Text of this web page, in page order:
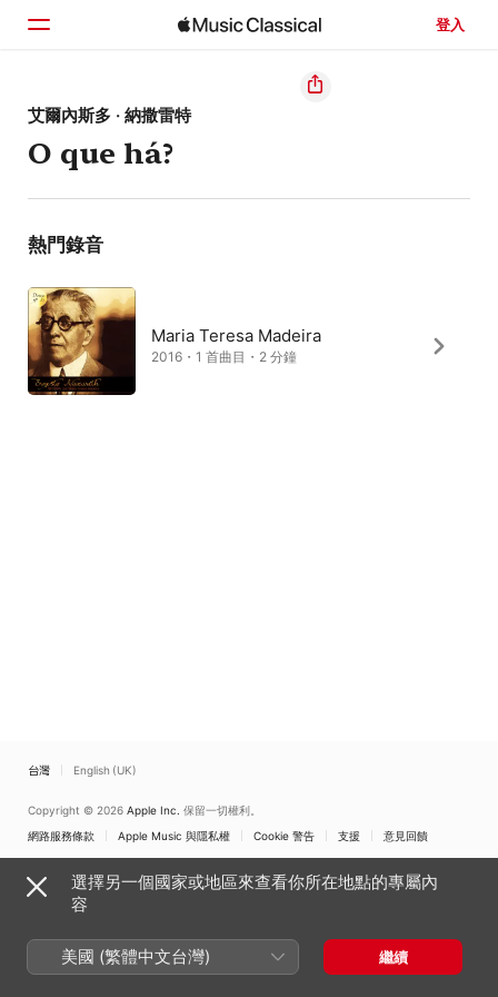
登入
首頁
瀏覽
搜尋
艾爾內斯多 · 納撒雷特
O que há?
熱門錄音
Maria Teresa Madeira
2016・1 首曲目・2 分鐘
台灣 English (UK)
Copyright © 2026 Apple Inc. 保留一切權利。
網路服務條款
Apple Music 與隱私權 Cookie 警告 支援 意見回饋
選擇另一個國家或地區來查看你所在地點的專屬內
容
美國 (繁體中文台灣) 繼續